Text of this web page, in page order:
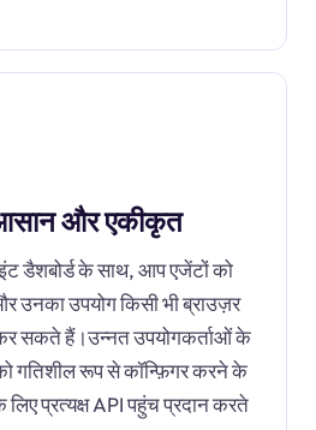
और एकीकृत
डैशबोर्ड के साथ, आप एजेंटों को
उनका उपयोग किसी भी ब्राउज़र
सकते हैं।उन्नत उपयोगकर्ताओं के
गतिशील रूप से कॉन्फ़िगर करने के
लिए प्रत्यक्ष API पहुंच प्रदान करते